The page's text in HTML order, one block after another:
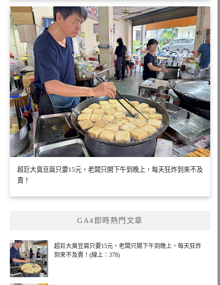
超巨大臭豆腐只要15元，老闆只開下午到晚上，每天狂炸到來不及
賣！
GA4即時熱門文章
超巨大臭豆腐只要15元，老闆只開下午到晚上，每天狂炸
到來不及賣！(線上：378)